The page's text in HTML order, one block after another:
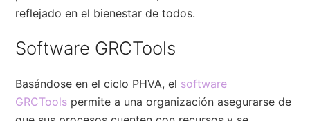
reflejado en el bienestar de todos.
Software GRCTools
Basándose en el ciclo PHVA, el software
GRCTools permite a una organización asegurarse de